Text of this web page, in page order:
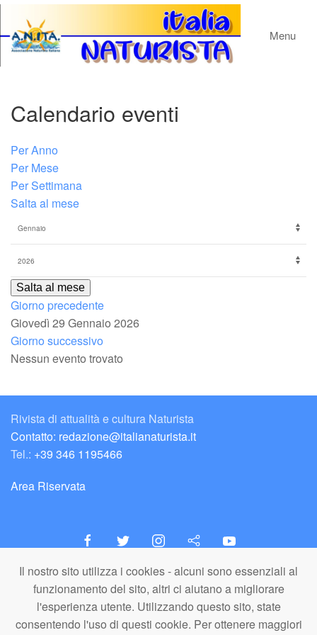
Il nostro sito utilizza i cookies - alcuni sono essenziali al
funzionamento del sito, altri ci aiutano a migliorare
l'esperienza utente. Utilizzando questo sito, state
consentendo l'uso di questi cookie. Per ottenere maggiori
Menu
Calendario eventi
Per Anno
Per Mese
Per Settimana
Salta al mese
Salta al mese
Giorno precedente
Giovedì 29 Gennaio 2026
Giorno successivo
Nessun evento trovato
Rivista di attualità e cultura Naturista
Contatto: redazione@italianaturista.it
Tel.: +39 346 1195466
Area Riservata
italiaNATURISTA
Editore e Redazione
A.N.ITA. Associazione Naturista Italiana (APS)
C.F. 80203710159